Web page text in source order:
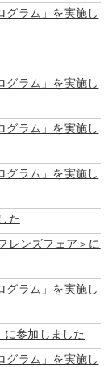
グラム」を実施し
グラム」を実施し
グラム」を実施し
グラム」を実施し
た
ンズフェア＞に
グラム」を実施し
参加しました
グラム」を実施し